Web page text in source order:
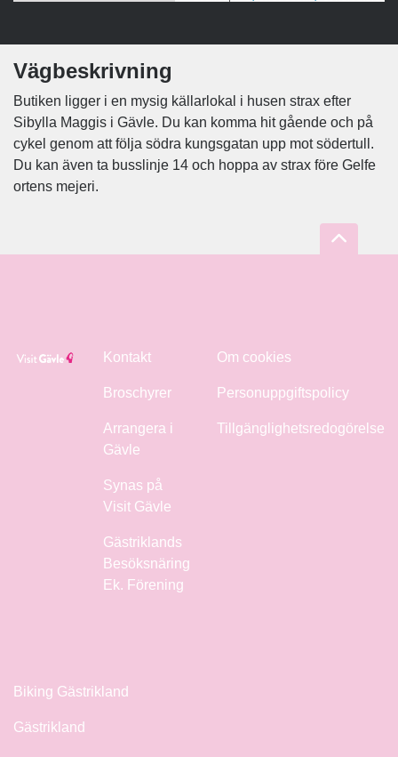
Vägbeskrivning
Butiken ligger i en mysig källarlokal i husen strax efter
Sibylla Maggis i Gävle. Du kan komma hit gående och på
cykel genom att följa södra kungsgatan upp mot södertull.
Du kan även ta busslinje 14 och hoppa av strax före Gelfe
ortens mejeri.
Kontakt
Broschyrer
Arrangera i
Gävle
Synas på
Visit Gävle
Gästriklands
Besöksnäring
Ek. Förening
Om cookies
Personuppgiftspolicy
Tillgänglighetsredogörelse
Biking Gästrikland
Gästrikland